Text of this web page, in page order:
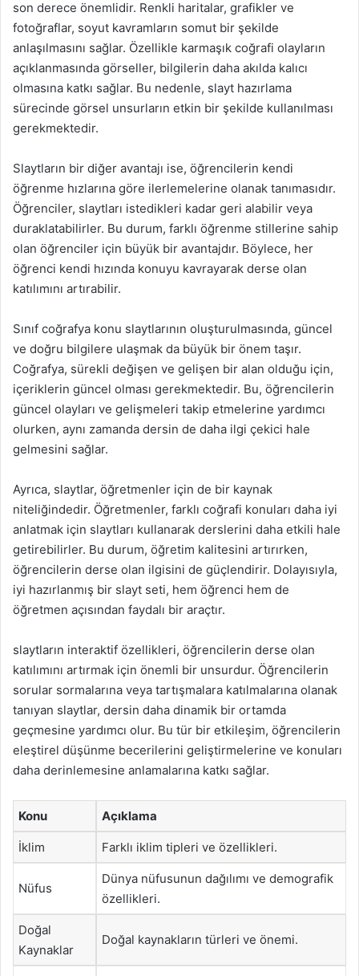
son derece önemlidir. Renkli haritalar, grafikler ve
fotoğraflar, soyut kavramların somut bir şekilde
anlaşılmasını sağlar. Özellikle karmaşık coğrafi olayların
açıklanmasında görseller, bilgilerin daha akılda kalıcı
olmasına katkı sağlar. Bu nedenle, slayt hazırlama
sürecinde görsel unsurların etkin bir şekilde kullanılması
gerekmektedir.
Slaytların bir diğer avantajı ise, öğrencilerin kendi
öğrenme hızlarına göre ilerlemelerine olanak tanımasıdır.
Öğrenciler, slaytları istedikleri kadar geri alabilir veya
duraklatabilirler. Bu durum, farklı öğrenme stillerine sahip
olan öğrenciler için büyük bir avantajdır. Böylece, her
öğrenci kendi hızında konuyu kavrayarak derse olan
katılımını artırabilir.
Sınıf coğrafya konu slaytlarının oluşturulmasında, güncel
ve doğru bilgilere ulaşmak da büyük bir önem taşır.
Coğrafya, sürekli değişen ve gelişen bir alan olduğu için,
içeriklerin güncel olması gerekmektedir. Bu, öğrencilerin
güncel olayları ve gelişmeleri takip etmelerine yardımcı
olurken, aynı zamanda dersin de daha ilgi çekici hale
gelmesini sağlar.
Ayrıca, slaytlar, öğretmenler için de bir kaynak
niteliğindedir. Öğretmenler, farklı coğrafi konuları daha iyi
anlatmak için slaytları kullanarak derslerini daha etkili hale
getirebilirler. Bu durum, öğretim kalitesini artırırken,
öğrencilerin derse olan ilgisini de güçlendirir. Dolayısıyla,
iyi hazırlanmış bir slayt seti, hem öğrenci hem de
öğretmen açısından faydalı bir araçtır.
slaytların interaktif özellikleri, öğrencilerin derse olan
katılımını artırmak için önemli bir unsurdur. Öğrencilerin
sorular sormalarına veya tartışmalara katılmalarına olanak
tanıyan slaytlar, dersin daha dinamik bir ortamda
geçmesine yardımcı olur. Bu tür bir etkileşim, öğrencilerin
eleştirel düşünme becerilerini geliştirmelerine ve konuları
daha derinlemesine anlamalarına katkı sağlar.
Konu Açıklama
İklim Farklı iklim tipleri ve özellikleri.
Nüfus
Dünya nüfusunun dağılımı ve demografik
özellikleri.
Doğal
Kaynaklar
Doğal kaynakların türleri ve önemi.